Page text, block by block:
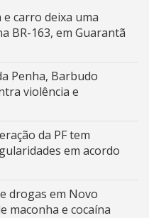
carro deixa uma
BR-163, em Guarantã
Penha, Barbudo
violência e
da PF tem
em acordo
drogas em Novo
maconha e cocaína